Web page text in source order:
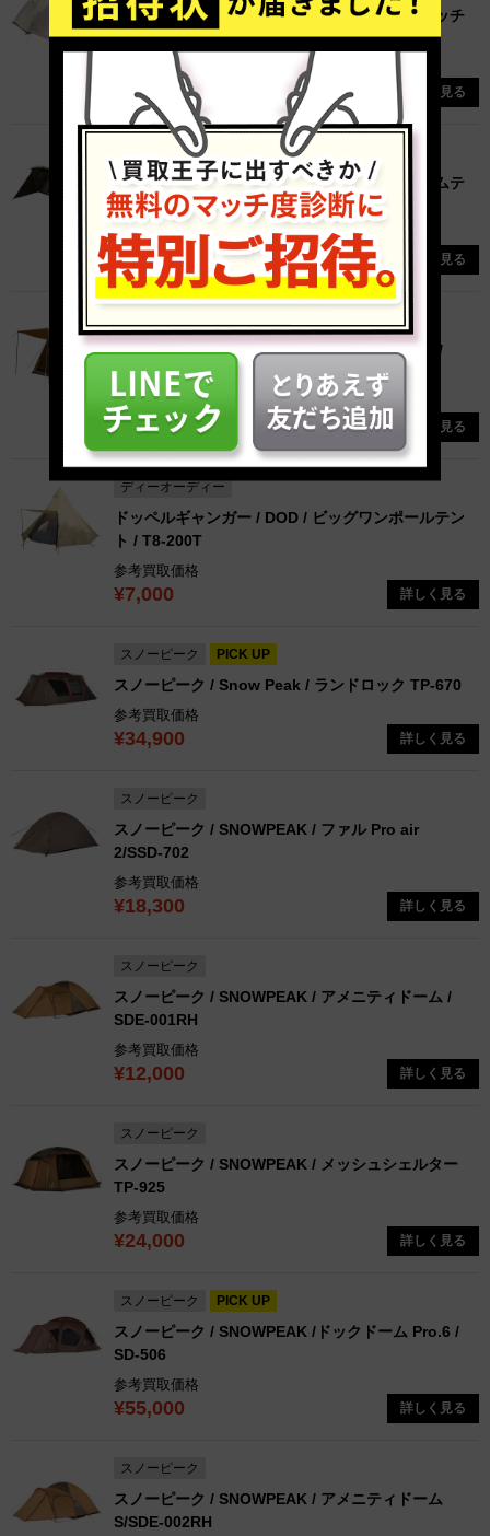
ドッペルギャンガー / DOD / プレミアムワンタッチ
テント T5-465
参考買取価格
¥10,400 詳しく見る
ディーオーディー
ドッペルギャンガー / DOD / ライダーズタンデムテ
ント Ｔ3-485
参考買取価格
¥8,600 詳しく見る
ドッペルギャンガー / DOD / パップフーテント /
T2-540TN
参考買取価格
¥22,800 詳しく見る
ディーオーディー
ドッペルギャンガー / DOD / ビッグワンポールテン
ト / T8-200T
参考買取価格
¥7,000 詳しく見る
スノーピーク PICK UP
スノーピーク / Snow Peak / ランドロック TP-670
参考買取価格
¥34,900 詳しく見る
スノーピーク
スノーピーク / SNOWPEAK / ファル Pro air
2/SSD-702
参考買取価格
¥18,300 詳しく見る
スノーピーク
スノーピーク / SNOWPEAK / アメニティドーム /
SDE-001RH
参考買取価格
¥12,000 詳しく見る
スノーピーク
スノーピーク / SNOWPEAK / メッシュシェルター
TP-925
参考買取価格
¥24,000 詳しく見る
スノーピーク PICK UP
スノーピーク / SNOWPEAK /ドックドーム Pro.6 /
SD-506
参考買取価格
¥55,000 詳しく見る
スノーピーク
スノーピーク / SNOWPEAK / アメニティドーム
S/SDE-002RH